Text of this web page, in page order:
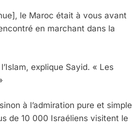
le Maroc était à vous avant
en marchant dans la
explique Sayid. « Les
à l’admiration pure et simple
de 10 000 Israéliens visitent le